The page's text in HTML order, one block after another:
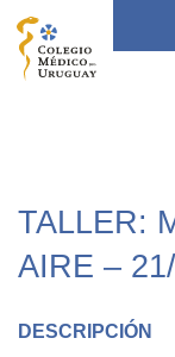
TALLER:
AIRE –
DESCRIPCIÓN